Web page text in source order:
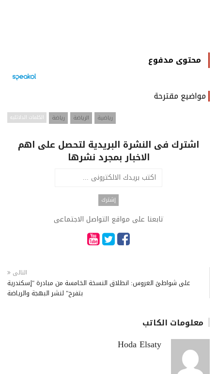
محتوى مدفوع
مواضيع مقترحة
الكلمات الدلائليه رياضة الرياضة رياضية
اشترك فى النشرة البريدية لتحصل على اهم
الاخبار بمجرد نشرها
تابعنا على مواقع التواصل الاجتماعى
التالى
على شواطئ العروس: انطلاق النسخة الخامسة من مبادرة "إسكندرية
بتفرح" لنشر البهجة والرياضة
معلومات الكاتب
Hoda Elsaty